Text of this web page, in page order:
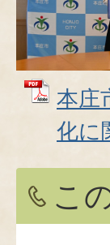
本庄
化に
こ